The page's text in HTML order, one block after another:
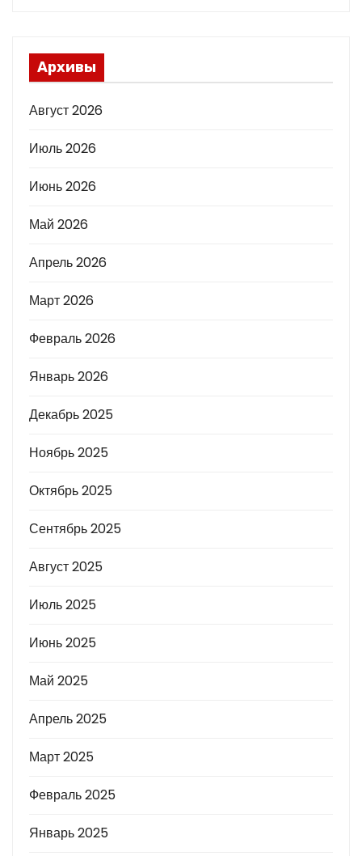
Архивы
Август 2026
Июль 2026
Июнь 2026
Май 2026
Апрель 2026
Март 2026
Февраль 2026
Январь 2026
Декабрь 2025
Ноябрь 2025
Октябрь 2025
Сентябрь 2025
Август 2025
Июль 2025
Июнь 2025
Май 2025
Апрель 2025
Март 2025
Февраль 2025
Январь 2025